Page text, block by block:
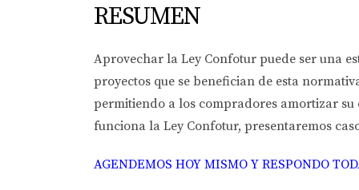
RESUMEN
Aprovechar la Ley Confotur puede ser una
proyectos que se benefician de esta
permitiendo a los compradores amortizar
funciona la Ley Confotur, presentaremos
AGENDEMOS HOY MISMO Y RESPONDO